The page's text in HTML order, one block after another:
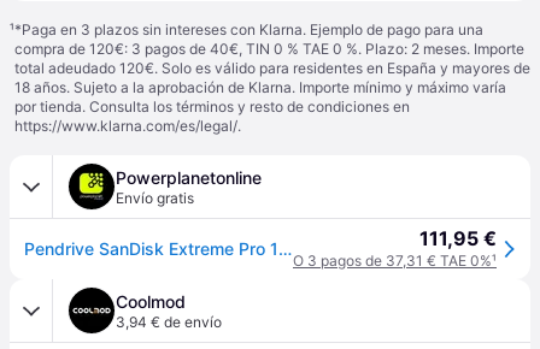
¹*Paga en 3 plazos sin intereses con Klarna. Ejemplo de pago para una
compra de 120€: 3 pagos de 40€, TIN 0 % TAE 0 %. Plazo: 2 meses. Importe
total adeudado 120€. Solo es válido para residentes en España y mayores de
18 años. Sujeto a la aprobación de Klarna. Importe mínimo y máximo varía
por tienda. Consulta los términos y resto de condiciones en
https://www.klarna.com/es/legal/.
Powerplanetonline
Envío gratis
Pendrive SanDisk Extreme Pro 128GB USB 3.2 420MB/s 111,95 €
O 3 pagos de 37,31 € TAE 0%¹
Coolmod
3,94 € de envío